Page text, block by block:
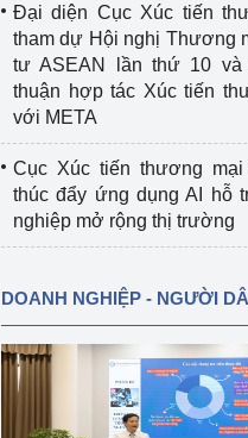
Đại diện Cục Xúc tiến
tham dự Hội nghị Thương
tư ASEAN lần thứ 10 và
thuận hợp tác Xúc tiến
với META
Cục Xúc tiến thương mại
thúc đẩy ứng dụng AI hỗ
nghiệp mở rộng thị trường
DOANH NGHIỆP - NGƯỜI